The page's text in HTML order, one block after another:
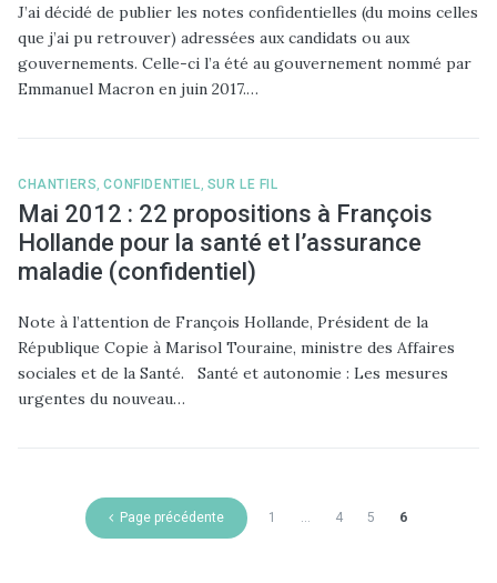
J’ai décidé de publier les notes confidentielles (du moins celles
que j’ai pu retrouver) adressées aux candidats ou aux
gouvernements. Celle-ci l’a été au gouvernement nommé par
Emmanuel Macron en juin 2017.…
CHANTIERS ,CONFIDENTIEL SUR LE FIL
Mai 2012 : 22 propositions à François
Hollande pour la santé et l’assurance
maladie (confidentiel)
Note à l’attention de François Hollande, Président de la
République Copie à Marisol Touraine, ministre des Affaires
sociales et de la Santé. Santé et autonomie : Les mesures
urgentes du nouveau…
Page précédente 1 4 5 6